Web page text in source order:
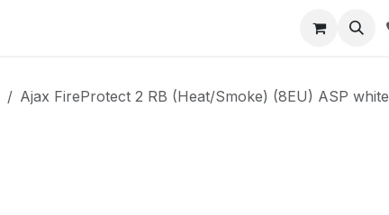
Contactez-nous
Ajax FireProtect 2 RB (Heat/Smoke) (8EU) ASP white